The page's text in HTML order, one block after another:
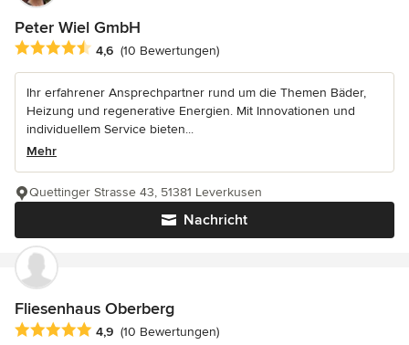
Peter Wiel GmbH
Durchschnittliche Bewertung: 4.6 von 5 Sternen
4,6 (10 Bewertungen)
Ihr erfahrener Ansprechpartner rund um die Themen Bäder,
Heizung und regenerative Energien. Mit Innovationen und
individuellem Service bieten...
Mehr
Nachricht
Quettinger Strasse 43, 51381 Leverkusen
Fliesenhaus Oberberg
Durchschnittliche Bewertung: 4.9 von 5 Sternen
4,9 (10 Bewertungen)